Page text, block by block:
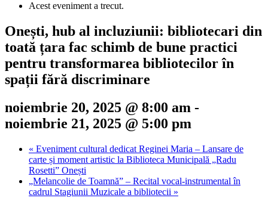
Acest eveniment a trecut.
Onești, hub al incluziunii: bibliotecari din
toată țara fac schimb de bune practici
pentru transformarea bibliotecilor în
spații fără discriminare
noiembrie 20, 2025 @ 8:00 am -
noiembrie 21, 2025 @ 5:00 pm
« Eveniment cultural dedicat Reginei Maria – Lansare de
carte și moment artistic la Biblioteca Municipală „Radu
Rosetti” Onești
„Melancolie de Toamnă” – Recital vocal-instrumental în
cadrul Stagiunii Muzicale a bibliotecii »